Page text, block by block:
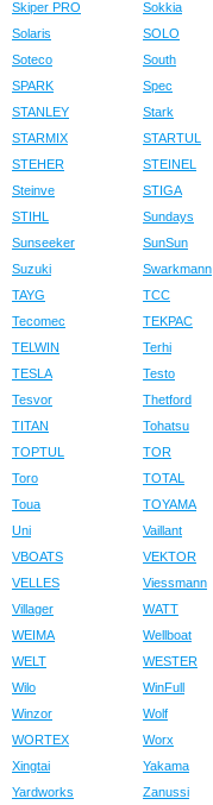
Skiper PRO
Sokkia
Solaris
SOLO
Soteco
South
SPARK
Spec
STANLEY
Stark
STARMIX
STARTUL
STEHER
STEINEL
Steinve
STIGA
STIHL
Sundays
Sunseeker
SunSun
Suzuki
Swarkmann
TAYG
TCC
Tecomec
TEKPAC
TELWIN
Terhi
TESLA
Testo
Tesvor
Thetford
TITAN
Tohatsu
TOPTUL
TOR
Toro
TOTAL
Toua
TOYAMA
Uni
Vaillant
VBOATS
VEKTOR
VELLES
Viessmann
Villager
WATT
WEIMA
Wellboat
WELT
WESTER
Wilo
WinFull
Winzor
Wolf
WORTEX
Worx
Xingtai
Yakama
Yardworks
Zanussi